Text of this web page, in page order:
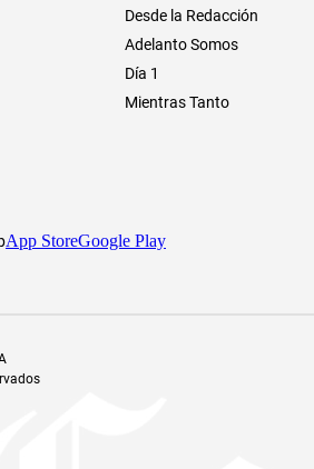
Desde la Redacción
Adelanto Somos
Día 1
Mientras Tanto
App StoreGoogle Play